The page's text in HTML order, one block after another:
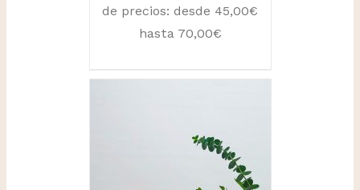
de precios: desde 45,00€
hasta 70,00€